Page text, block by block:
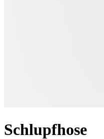
Schlupfhose